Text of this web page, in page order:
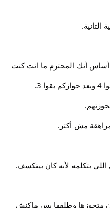
أنك المحترم ما انت كنت
مش أكثر.
بتكلمه لأنه كان بيتكسف.
متجوزها وطلقها بس ماكنش